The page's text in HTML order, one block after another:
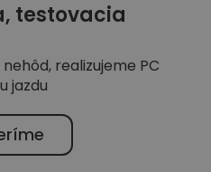
testovacia
realizujeme PC
jazdu